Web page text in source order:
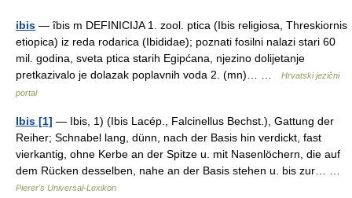
ibis — ȋbis m DEFINICIJA 1. zool. ptica (Ibis religiosa, Threskiornis
etiopica) iz reda rodarica (Ibididae); poznati fosilni nalazi stari 60
mil. godina, sveta ptica starih Egipćana, njezino dolijetanje
pretkazivalo je dolazak poplavnih voda 2. (mn)… …
Hrvatski jezični
portal
Ibis [1] — Ibis, 1) (Ibis Lacép., Falcinellus Bechst.), Gattung der
Reiher; Schnabel lang, dünn, nach der Basis hin verdickt, fast
vierkantig, ohne Kerbe an der Spitze u. mit Nasenlöchern, die auf
dem Rücken desselben, nahe an der Basis stehen u. bis zur… …
Pierer's Universal-Lexikon